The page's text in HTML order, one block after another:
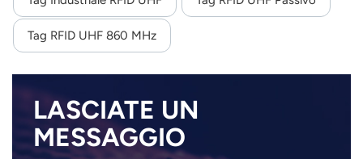
Tag RFID UHF 860 MHz
LASCIATE UN
MESSAGGIO